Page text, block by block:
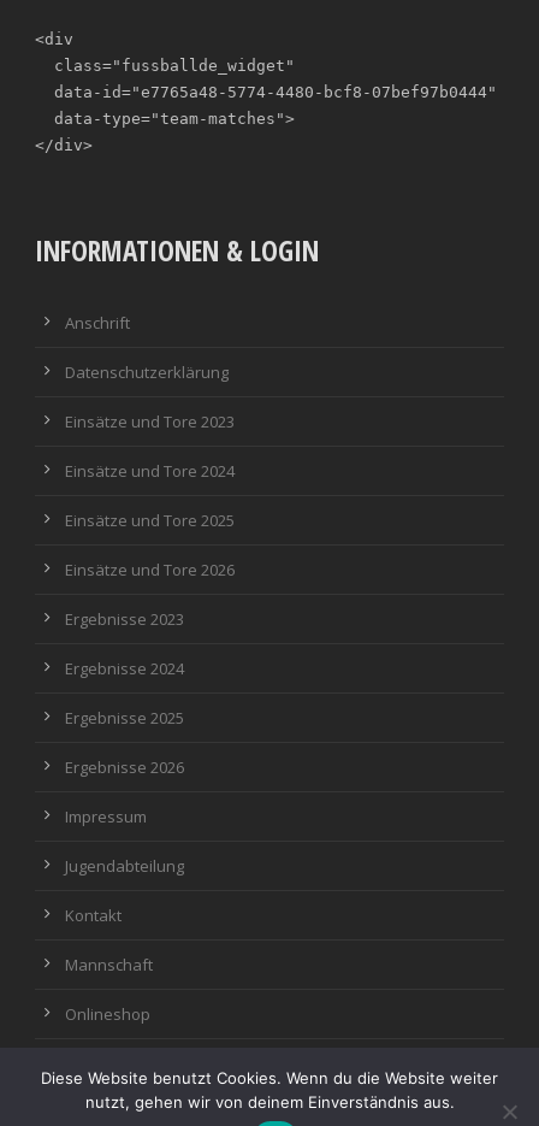
<div
</div>
INFORMATIONEN & LOGIN
Anschrift
Datenschutzerklärung
Einsätze und Tore 2023
Einsätze und Tore 2024
Einsätze und Tore 2025
Einsätze und Tore 2026
Ergebnisse 2023
Ergebnisse 2024
Ergebnisse 2025
Ergebnisse 2026
Impressum
Jugendabteilung
Kontakt
Mannschaft
Onlineshop
Diese Website benutzt Cookies. Wenn du die Website weiter
nutzt, gehen wir von deinem Einverständnis aus.